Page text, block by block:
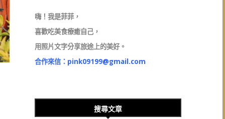
嗨！我是菲菲，
喜歡吃美食療癒自己，
用照片文字分享旅途上的美好。
合作來信： pink09199@gmail.com
搜尋文章